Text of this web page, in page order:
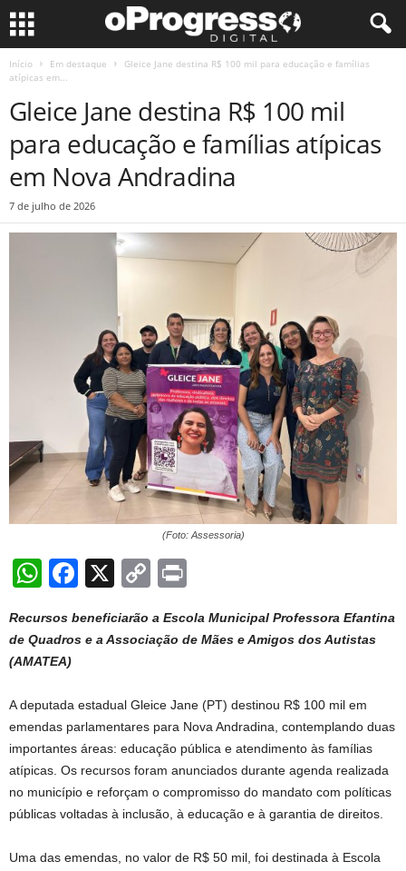
Início Em destaque
Gleice Jane destina R$ 100 mil para educação e famílias
atípicas em...
Gleice Jane destina R$ 100 mil
para educação e famílias atípicas
em Nova Andradina
7 de julho de 2026
(Foto: Assessoria)
W
at
s
p
p
F
c
o
o
k
X
C
p
n
k
t
Recursos beneficiarão a Escola Municipal Professora Efantina
de Quadros e a Associação de Mães e Amigos dos Autistas
(AMATEA)
A deputada estadual Gleice Jane (PT) destinou R$ 100 mil em
emendas parlamentares para Nova Andradina, contemplando duas
importantes áreas: educação pública e atendimento às famílias
atípicas. Os recursos foram anunciados durante agenda realizada
no município e reforçam o compromisso do mandato com políticas
públicas voltadas à inclusão, à educação e à garantia de direitos.
Uma das emendas, no valor de R$ 50 mil, foi destinada à Escola